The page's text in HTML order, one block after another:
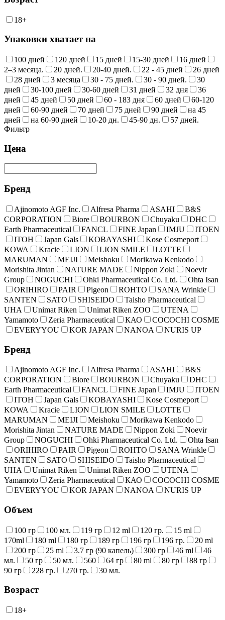
18+
Упаковки хватает на
100 дней 120 дней 15 дней 15-30 дней
16 дней
2–3 месяца.
20 дней. 20-40 дней. 22 - 45 дней
26 дней
28 дней
3 месяца 30 - 75 дней. 30 - 90 дней.
30
дней
30-100 дней 30-60 дней 31 дней 32 дня
36
дней
45 дней 50 дней 60 - 183 дня 60 дней
60-120
дней
60-90 дней 70 дней 75 дней 90 дней
на 45
дней
на 60-90 дней 10-20 дн. 45-90 дн.
57 дней.
Фильтр
Цена
Бренд
Ajinomoto AGF Inc. Alfresa Pharma ASAHI
B&S
CORPORATION
Biore BOURBON Chuyaku
DHC
Earth Pharmaceutical
FANCL FINE Japan IMJU
ITOEN
ITOH
Japan Gals KOBAYASHI
Kose Cosmeport
KOWA
Kracie LION LION SMILE
LOTTE
MARUMAN
MEIJI Meishoku
Morikawa Kenkodo
Morishita Jintan
NATURE MADE Nippon Zoki
Noevir
Group
NOGUCHI Ohki Pharmaceutical Co. Ltd.
Ohta Isan
ORIHIRO
PAIR Pigeon ROHTO
SANA Wrinkle
SANTEN
SATO SHISEIDO
Taisho Pharmaceutical
UHA
Unimat Riken Unimat Riken ZOO
UTENA
Yamamoto
Zeria Pharmaceutical КАО
COCOCHI COSME
EVERYYOU
KOR JAPAN NANOA NURIS UP
Бренд
Ajinomoto AGF Inc. Alfresa Pharma ASAHI
B&S
CORPORATION
Biore BOURBON Chuyaku
DHC
Earth Pharmaceutical
FANCL FINE Japan IMJU
ITOEN
ITOH
Japan Gals KOBAYASHI
Kose Cosmeport
KOWA
Kracie LION LION SMILE
LOTTE
MARUMAN
MEIJI Meishoku
Morikawa Kenkodo
Morishita Jintan
NATURE MADE Nippon Zoki
Noevir
Group
NOGUCHI Ohki Pharmaceutical Co. Ltd.
Ohta Isan
ORIHIRO
PAIR Pigeon ROHTO
SANA Wrinkle
SANTEN
SATO SHISEIDO
Taisho Pharmaceutical
UHA
Unimat Riken Unimat Riken ZOO
UTENA
Yamamoto
Zeria Pharmaceutical КАО
COCOCHI COSME
EVERYYOU
KOR JAPAN NANOA NURIS UP
Объем
100 гр 100 мл. 119 гр 12 ml 120 гр.
15 ml
170ml
180 ml 180 гр 189 гр 196 гр 196 гр.
20 ml
200 гр
25 ml 3.7 гр (90 капель) 300 гр 46 ml
46
мл.
50 гр 50 мл. 560 64 гр 80 ml 80 гр
88 гр
90 гр
228 гр. 270 гр. 30 мл.
Возраст
18+